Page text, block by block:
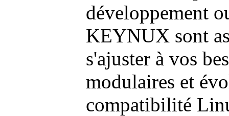
développement
KEYNUX sont
s'ajuster à vos
modulaires et
compatibilité